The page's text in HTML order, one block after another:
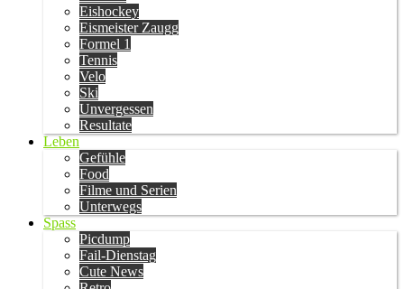
Eishockey
Eismeister Zaugg
Formel 1
Tennis
Velo
Ski
Unvergessen
Resultate
Leben
Gefühle
Food
Filme und Serien
Unterwegs
Spass
Picdump
Fail-Dienstag
Cute News